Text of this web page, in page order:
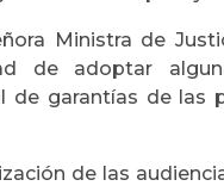
Ministra de
de adoptar
garantías de las
de las